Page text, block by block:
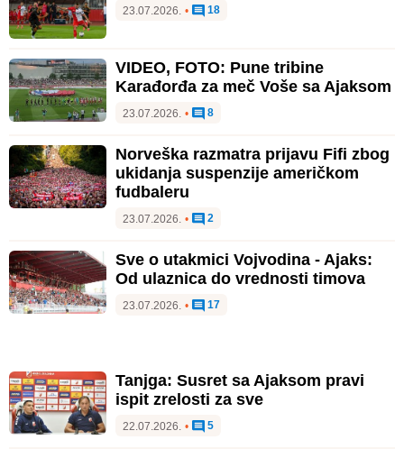
23.07.2026. • 18
VIDEO, FOTO: Pune tribine
Karađorđa za meč Voše sa Ajaksom
23.07.2026. • 8
Norveška razmatra prijavu Fifi zbog
ukidanja suspenzije američkom
fudbaleru
23.07.2026. • 2
Sve o utakmici Vojvodina - Ajaks:
Od ulaznica do vrednosti timova
23.07.2026. • 17
Tanjga: Susret sa Ajaksom pravi
ispit zrelosti za sve
22.07.2026. • 5